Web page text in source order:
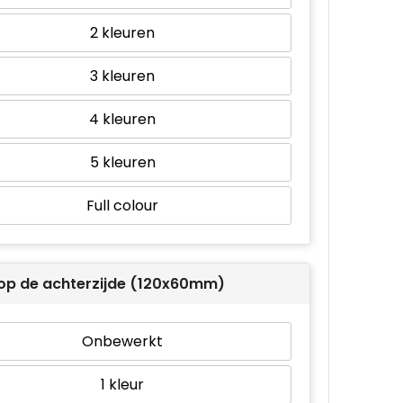
2
3
4
5
Full colour
de achterzijde (120x60mm)
Onbewerkt
1